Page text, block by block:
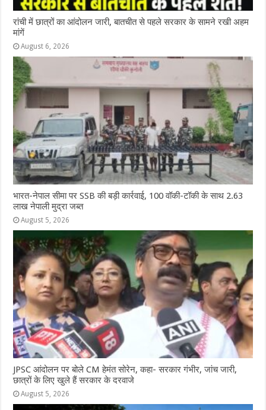
रांची में छात्रों का आंदोलन जारी, बातचीत से पहले सरकार के सामने रखी अहम
मांगें
August 6, 2026
भारत-नेपाल सीमा पर SSB की बड़ी कार्रवाई, 100 वॉकी-टॉकी के साथ 2.63
लाख नेपाली मुद्रा जब्त
August 5, 2026
JPSC आंदोलन पर बोले CM हेमंत सोरेन, कहा- सरकार गंभीर, जांच जारी,
छात्रों के लिए खुले हैं सरकार के दरवाजे
August 5, 2026